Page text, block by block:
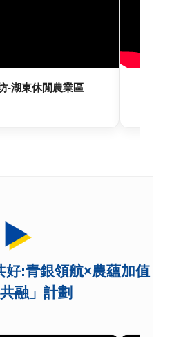
-湖東休閒農業區
好:青銀領航×農蘊加值
融」計劃